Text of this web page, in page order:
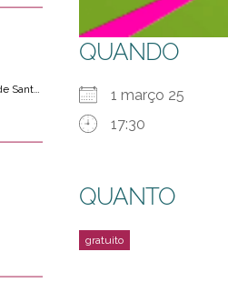
QUANDO
1 março 25
17:30
QUANTO
ver mais